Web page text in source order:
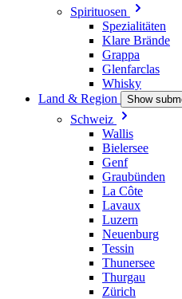
Spirituosen
Spezialitäten
Klare Brände
Grappa
Glenfarclas
Whisky
Land & Region
Show
Schweiz
Wallis
Bielersee
Genf
Graubünden
La Côte
Lavaux
Luzern
Neuenburg
Tessin
Thunersee
Thurgau
Zürich